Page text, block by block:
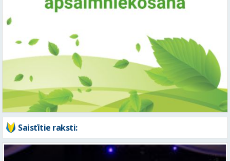
Saistītie raksti: